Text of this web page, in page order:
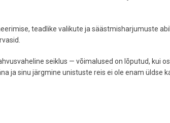
teadlike valikute ja säästmisharjumuste
seiklus — võimalused on lõputud, kui
ja sinu järgmine unistuste reis ei ole enam üldse